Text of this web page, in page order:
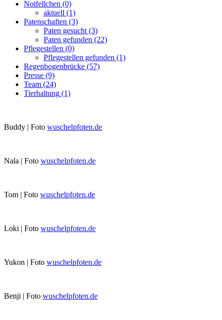
Notfellchen (0)
aktuell (1)
Patenschaften (3)
Paten gesucht (3)
Paten gefunden (22)
Pflegestellen (0)
Pflegestellen gefunden (1)
Regenbogenbrücke (57)
Presse (9)
Team (24)
Tierhaltung (1)
Buddy | Foto wuschelpfoten.de
Nala | Foto wuschelpfoten.de
Tom | Foto wuschelpfoten.de
Loki | Foto wuschelpfoten.de
Yukon | Foto wuschelpfoten.de
Benji | Foto wuschelpfoten.de